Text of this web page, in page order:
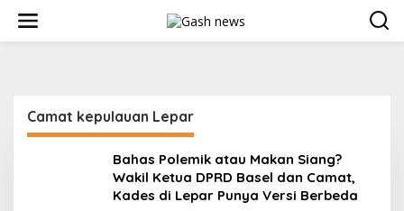
konten
Camat kepulauan Lepar
Bahas Polemik atau Makan Siang?
Wakil Ketua DPRD Basel dan Camat,
Kades di Lepar Punya Versi Berbeda